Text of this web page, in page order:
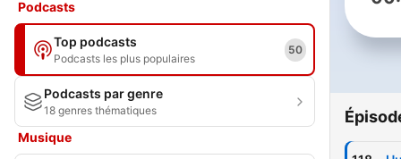
Podcasts
Top podcasts
Podcasts les plus populaires
50
Podcasts par genre
18 genres thématiques
Musique